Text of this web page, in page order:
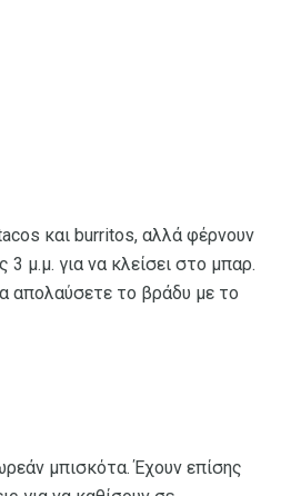
και burritos, αλλά φέρνουν
3 μ.μ. για να κλείσει στο μπαρ.
απολαύσετε το βράδυ με το
μπισκότα. Έχουν επίσης